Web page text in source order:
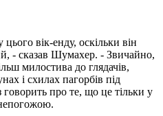
вік-енду, оскільки він
- сказав Шумахер. - Звичайно,
милостива до глядачів,
і схилах пагорбів під
про те, що це тільки у